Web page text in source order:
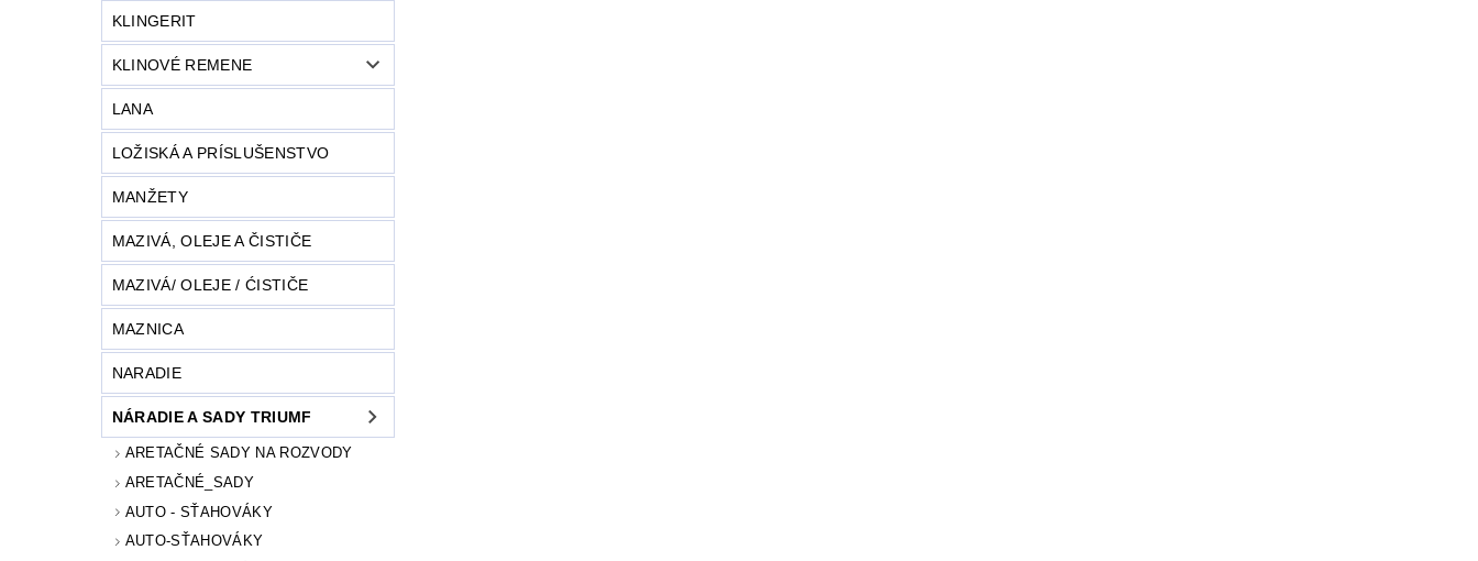
KLINGERIT
KLINOVÉ REMENE
LANA
LOŽISKÁ A PRÍSLUŠENSTVO
MANŽETY
MAZIVÁ, OLEJE A ČISTIČE
MAZIVÁ/ OLEJE / ĆISTIČE
MAZNICA
NARADIE
NÁRADIE A SADY TRIUMF
ARETAČNÉ SADY NA ROZVODY
ARETAČNÉ_SADY
AUTO - SŤAHOVÁKY
AUTO-SŤAHOVÁKY